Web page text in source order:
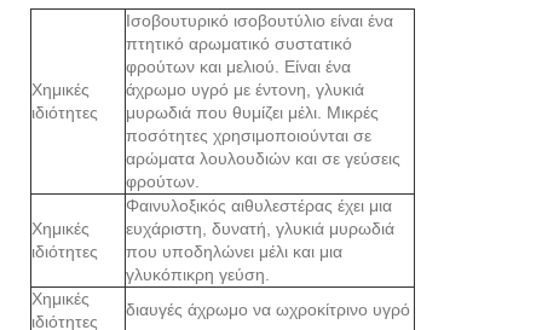
Χημικές
ιδιότητες
Ισοβουτυρικό ισοβουτύλιο είναι ένα
πτητικό αρωματικό συστατικό
φρούτων και μελιού. Είναι ένα
άχρωμο υγρό με έντονη, γλυκιά
μυρωδιά που θυμίζει μέλι. Μικρές
ποσότητες χρησιμοποιούνται σε
αρώματα λουλουδιών και σε γεύσεις
φρούτων.
Χημικές
ιδιότητες
Φαινυλοξικός αιθυλεστέρας έχει μια
ευχάριστη, δυνατή, γλυκιά μυρωδιά
που υποδηλώνει μέλι και μια
γλυκόπικρη γεύση.
Χημικές
ιδιότητες
διαυγές άχρωμο να ωχροκίτρινο υγρό